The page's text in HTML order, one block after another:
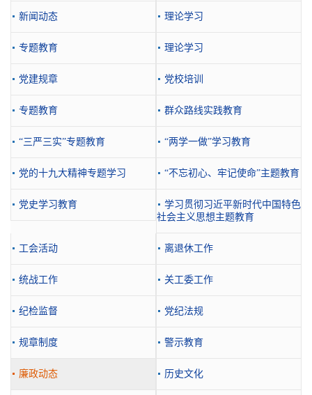
新闻动态 理论学习
专题教育 理论学习
党建规章 党校培训
专题教育 群众路线实践教育
“三严三实”专题教育 “两学一做”学习教育
党的十九大精神专题学习 “不忘初心、牢记使命”主题教育
党史学习教育
学习贯彻习近平新时代中国特色
社会主义思想主题教育
工会活动 离退休工作
统战工作 关工委工作
纪检监督 党纪法规
规章制度 警示教育
廉政动态 历史文化